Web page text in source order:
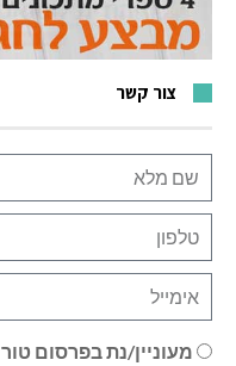
צור קשר
מעוניין/נת בפרסום טור